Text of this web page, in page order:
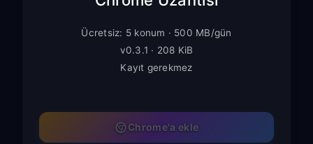
Ücretsiz: 5 konum · 500 MB/gün
v0.3.1 · 208 KiB
Kayıt gerekmez
Chrome'a ekle